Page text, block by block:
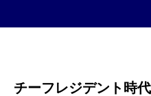
チーフレジデント時